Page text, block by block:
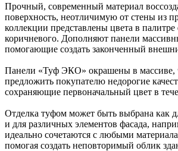
Прочный, современный материал
поверхность, неотличимую от стены из
коллекции представлены цвета в палитре
коричневого. Дополняют панели
помогающие создать законченный
Панели «Туф ЭКО» окрашены в массиве,
предложить покупателю недорогие
сохраняющие первоначальный цвет в
Отделка туфом может быть выбрана как
и для различных элементов фасада,
идеально сочетаются с любыми
помогая создать неповторимый облик